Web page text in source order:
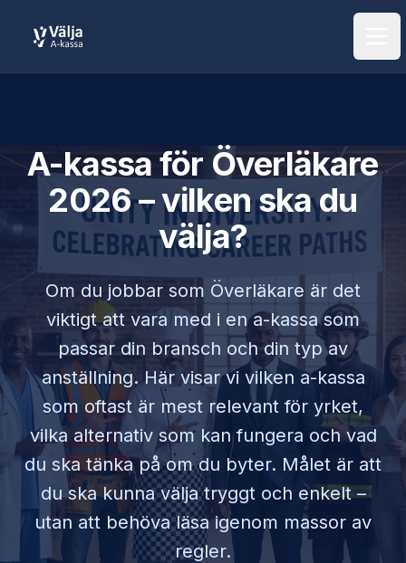
A-kassa för Överläkare
2026 – vilken ska du
välja?
Om du jobbar som Överläkare är det
viktigt att vara med i en a-kassa som
passar din bransch och din typ av
anställning. Här visar vi vilken a-kassa
som oftast är mest relevant för yrket,
vilka alternativ som kan fungera och vad
du ska tänka på om du byter. Målet är att
du ska kunna välja tryggt och enkelt –
utan att behöva läsa igenom massor av
regler.